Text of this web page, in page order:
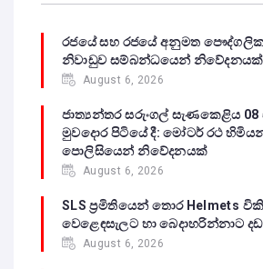
රජයේ සහ රජයේ අනුමත
නිවාඩුව සම්බන්ධයෙන් නිවේදනයක්
August 6, 2026
ජාත්‍යන්තර සරුංගල් සැණකෙළිය 08
මුවදොර පිටියේ දී: මෝටර් රථ
පොලිසියෙන් නිවේදනයක්
August 6, 2026
SLS ප්‍රමිතියෙන් තොර Helmets
වෙළෙඳසැලට හා බෙදාහරින්නාට දඩ
August 6, 2026